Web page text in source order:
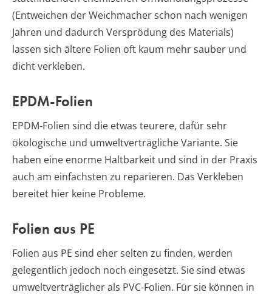
(Entweichen der Weichmacher schon nach wenigen
Jahren und dadurch Versprödung des Materials)
lassen sich ältere Folien oft kaum mehr sauber und
dicht verkleben.
EPDM-Folien
EPDM-Folien sind die etwas teurere, dafür sehr
ökologische und umweltverträgliche Variante. Sie
haben eine enorme Haltbarkeit und sind in der Praxis
auch am einfachsten zu reparieren. Das Verkleben
bereitet hier keine Probleme.
Folien aus PE
Folien aus PE sind eher selten zu finden, werden
gelegentlich jedoch noch eingesetzt. Sie sind etwas
umweltverträglicher als PVC-Folien. Für sie können in